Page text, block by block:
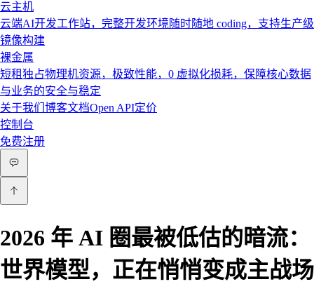
云主机
云端AI开发工作站，完整开发环境随时随地 coding，支持生产级
镜像构建
裸金属
短租独占物理机资源，极致性能，0 虚拟化损耗，保障核心数据
与业务的安全与稳定
关于我们 博客文档Open API定价
控制台
免费注册
2026 年 AI 圈最被低估的暗流：
世界模型，正在悄悄变成主战场